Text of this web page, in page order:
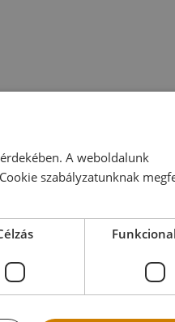
A weboldalunk
szabályzatunknak